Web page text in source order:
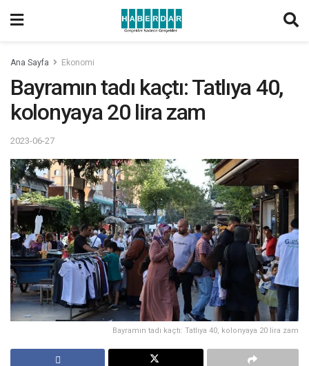
Ana Sayfa Ekonomi
Bayramın tadı kaçtı: Tatlıya 40,
kolonyaya 20 lira zam
2023-06-27
Bayramın tadı kaçtı: Tatlıya 40, kolonyaya 20 lira zam